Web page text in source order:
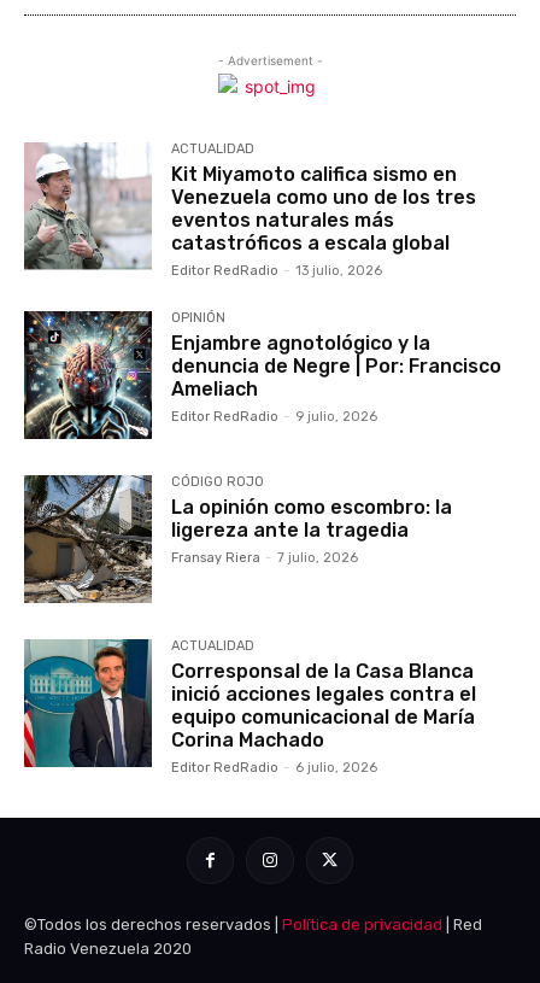
- Advertisement -
ACTUALIDAD
Kit Miyamoto califica sismo en
Venezuela como uno de los tres
eventos naturales más
catastróficos a escala global
Editor RedRadio - 13 julio, 2026
OPINIÓN
Enjambre agnotológico y la
denuncia de Negre | Por: Francisco
Ameliach
Editor RedRadio - 9 julio, 2026
CÓDIGO ROJO
La opinión como escombro: la
ligereza ante la tragedia
Fransay Riera - 7 julio, 2026
ACTUALIDAD
Corresponsal de la Casa Blanca
inició acciones legales contra el
equipo comunicacional de María
Corina Machado
Editor RedRadio - 6 julio, 2026
©Todos los derechos reservados | Política de privacidad | Red
Radio Venezuela 2020